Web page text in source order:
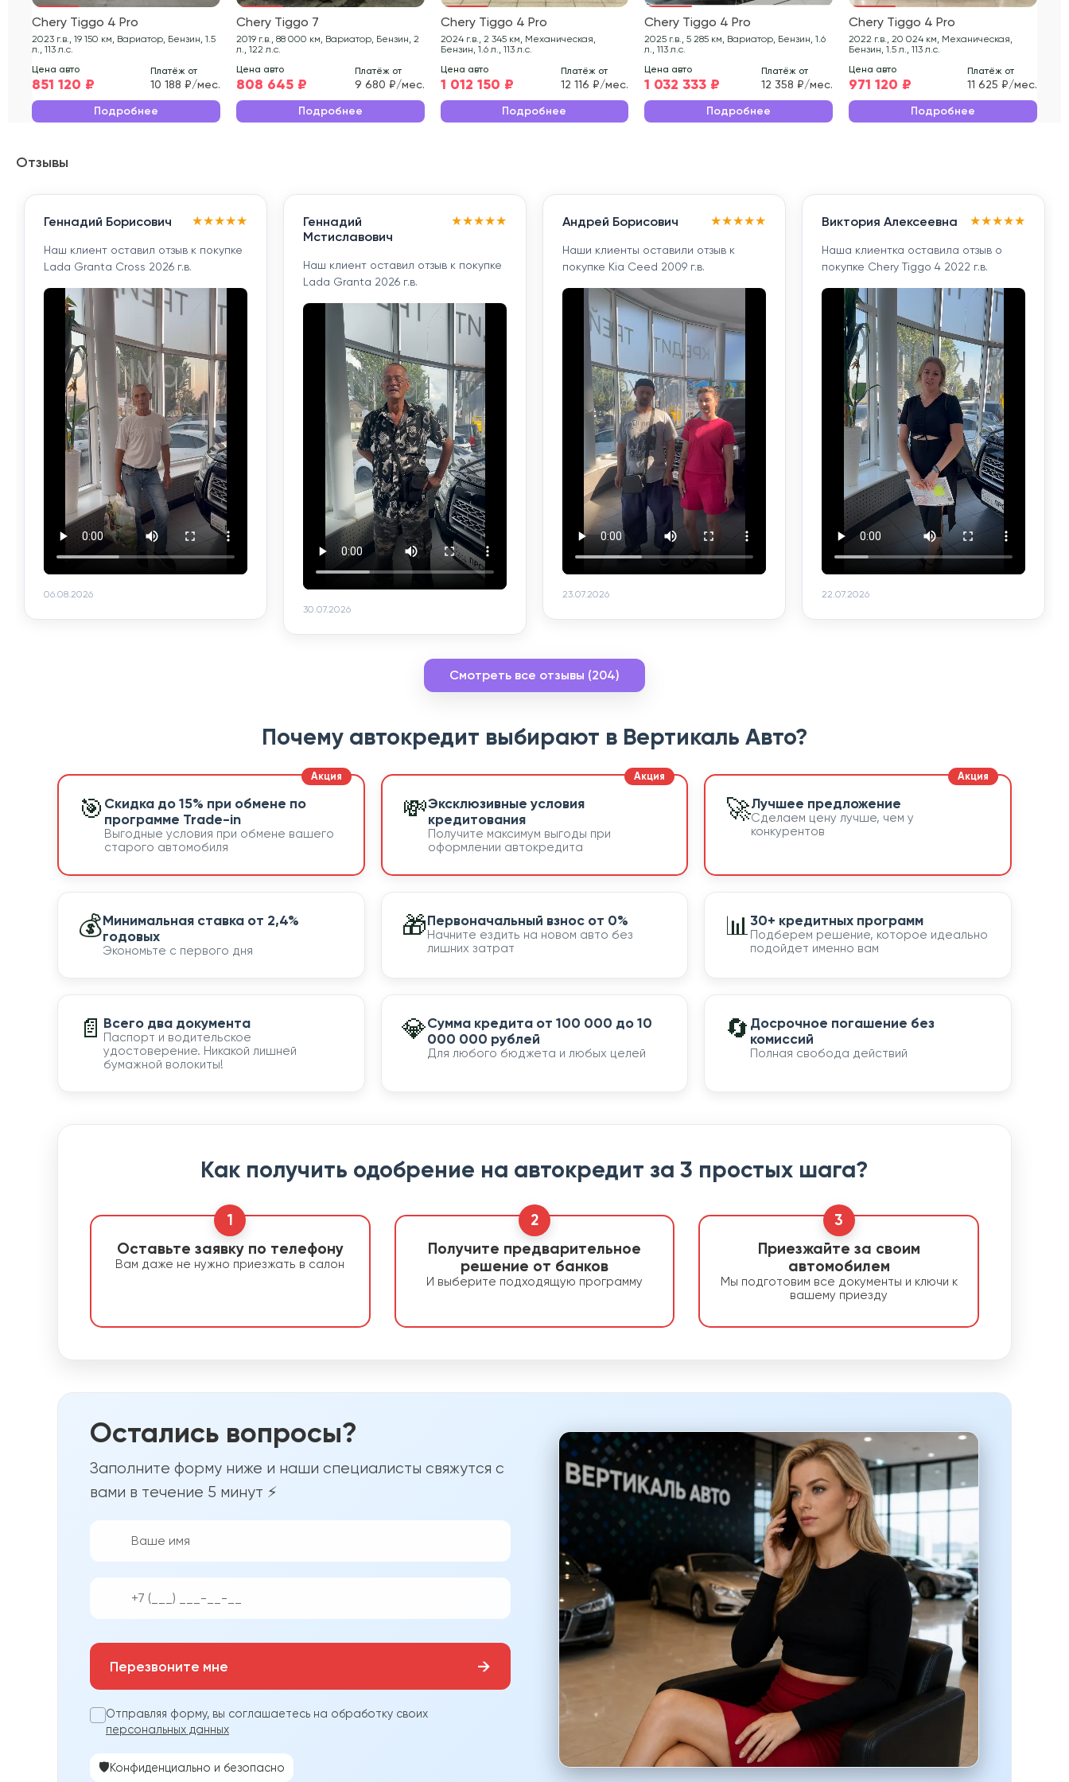
Chery Tiggo 4 Pro
2023 г.в., 19 150 км, Вариатор, Бензин, 1.5
л., 113 л.с.
Цена авто
851 120 ₽
Платёж от
10 188 ₽/мес.
Подробнее
Chery Tiggo 7
2019 г.в., 88 000 км, Вариатор, Бензин, 2
л., 122 л.с.
Цена авто
808 645 ₽
Платёж от
9 680 ₽/мес.
Подробнее
Chery Tiggo 4 Pro
2024 г.в., 2 345 км, Механическая,
Бензин, 1.6 л., 113 л.с.
Цена авто
1 012 150 ₽
Платёж от
12 116 ₽/мес.
Подробнее
Chery Tiggo 4 Pro
2025 г.в., 5 285 км, Вариатор, Бензин, 1.6
л., 113 л.с.
Цена авто
1 032 333 ₽
Платёж от
12 358 ₽/мес.
Подробнее
Chery Tiggo 4 Pro
2022 г.в., 20 024 км, Механическая,
Бензин, 1.5 л., 113 л.с.
Цена авто
971 120 ₽
Платёж от
11 625 ₽/мес.
Подробнее
Отзывы
Геннадий Борисович ★★★★★
Наш клиент оставил отзыв к покупке
Lada Granta Cross 2026 г.в.
06.08.2026
Геннадий
Мстиславович
★★★★★
Наш клиент оставил отзыв к покупке
Lada Granta 2026 г.в.
30.07.2026
Андрей Борисович ★★★★★
Наши клиенты оставили отзыв к
покупке Kia Ceed 2009 г.в.
23.07.2026
Виктория Алексеевна ★★★★★
Наша клиентка оставила отзыв о
покупке Chery Tiggo 4 2022 г.в.
22.07.2026
Смотреть все отзывы (204)
Почему автокредит выбирают в Вертикаль Авто?
🎯 Скидка до 15% при обмене по
программе Trade-in
Выгодные условия при обмене вашего
старого автомобиля
💸Эксклюзивные условия
кредитования
Получите максимум выгоды при
оформлении автокредита
🚀Лучшее предложение
Сделаем цену лучше, чем у
конкурентов
💰Минимальная ставка от 2,4%
годовых
Экономьте с первого дня
🎁Первоначальный взнос от 0%
Начните ездить на новом авто без
лишних затрат
📊30+ кредитных программ
Подберем решение, которое идеально
подойдет именно вам
📄 Всего два документа
Паспорт и водительское
удостоверение. Никакой лишней
бумажной волокиты!
💎Сумма кредита от 100 000 до 10
000 000 рублей
Для любого бюджета и любых целей
🔄 Досрочное погашение без
комиссий
Полная свобода действий
Как получить одобрение на автокредит за 3 простых шага?
1
Оставьте заявку по телефону
Вам даже не нужно приезжать в салон
2
Получите предварительное
решение от банков
И выберите подходящую программу
3
Приезжайте за своим
автомобилем
Мы подготовим все документы и ключи к
вашему приезду
Остались вопросы?
Заполните форму ниже и наши специалисты свяжутся с
вами в течение 5 минут ⚡
Перезвоните мне →
Отправляя форму, вы соглашаетесь на обработку своих
персональных данных
🛡️Конфиденциально и безопасно